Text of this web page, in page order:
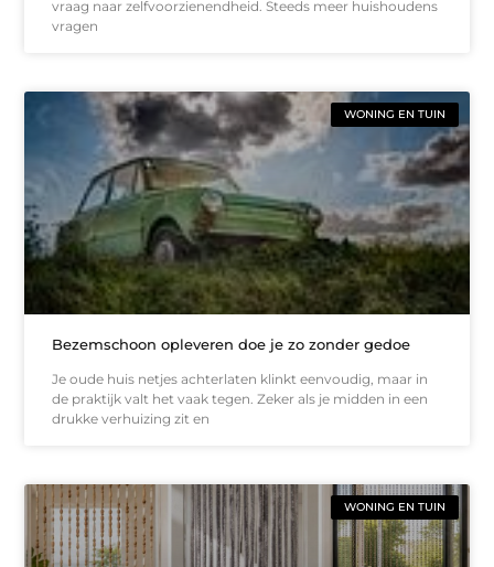
vraag naar zelfvoorzienendheid. Steeds meer huishoudens
vragen
WONING EN TUIN
Bezemschoon opleveren doe je zo zonder gedoe
Je oude huis netjes achterlaten klinkt eenvoudig, maar in
de praktijk valt het vaak tegen. Zeker als je midden in een
drukke verhuizing zit en
WONING EN TUIN